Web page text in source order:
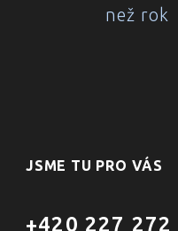
než rok
JSME TU PRO VÁS
+420 227